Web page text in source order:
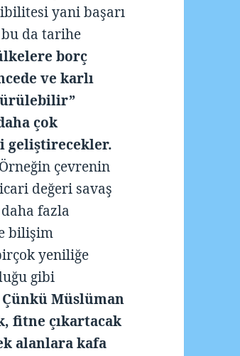
yani başarı
da tarihe
borç
ve karlı
çok
geliştirecekler.
çevrenin
değeri savaş
fazla
bilişim
yeniliğe
gibi
Çünkü Müslüman
fitne çıkartacak
alanlara kafa